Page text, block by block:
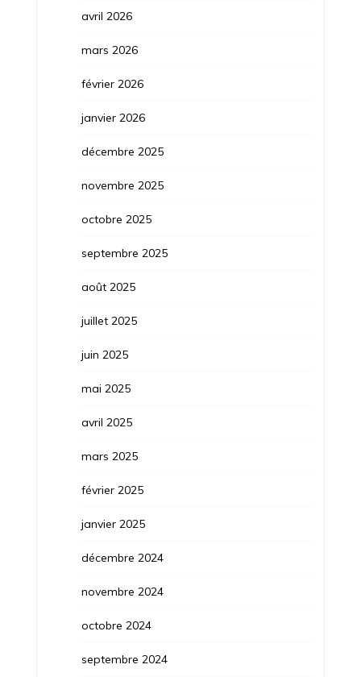
avril 2026
mars 2026
février 2026
janvier 2026
décembre 2025
novembre 2025
octobre 2025
septembre 2025
août 2025
juillet 2025
juin 2025
mai 2025
avril 2025
mars 2025
février 2025
janvier 2025
décembre 2024
novembre 2024
octobre 2024
septembre 2024